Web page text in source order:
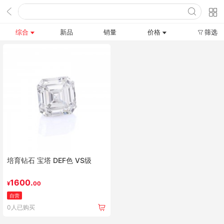
综合 新品 销量 价格 筛选
培育钻石 宝塔 DEF色 VS级
¥1600.00
自营
0人已购买